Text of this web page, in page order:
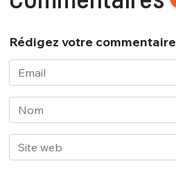
Rédigez votre commentaire